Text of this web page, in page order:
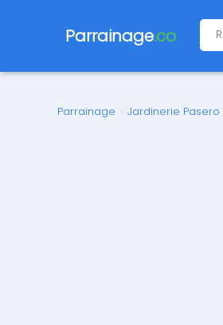
Parrainage.co
Parrainage › Jardinerie Pasero